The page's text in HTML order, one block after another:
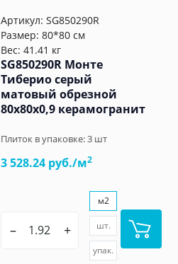
Артикул: SG850290R
Размер: 80*80 см
Вес: 41.41 кг
SG850290R Монте
Тиберио серый
матовый обрезной
80x80x0,9 керамогранит
Плиток в упаковке:3 шт
3 528.24 руб./м2
– +
м2
шт.
упак.